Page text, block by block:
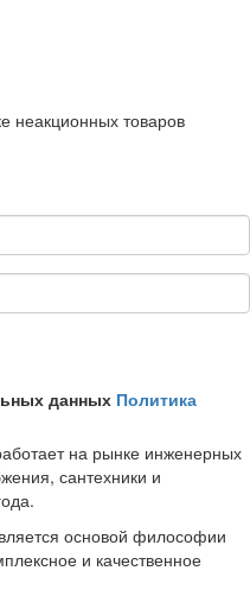
неакционных товаров
данных Политика
на рынке инженерных
сантехники и
основой философии
и качественное